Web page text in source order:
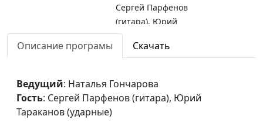
Сергей Парфенов
(гитара), Юрий
Тараканов (шейкер)
Наталья Гончарова,
(гитара), Юрий
Тараканов (шейкер)
#1536
Описание програмы Скачать
Ведущий: Наталья Гончарова
Гость: Сергей Парфенов (гитара), Юрий
Тараканов (ударные)